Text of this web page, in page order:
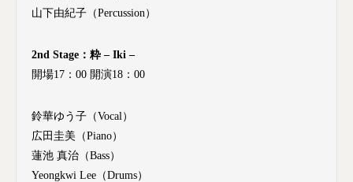
山下由紀子（Percussion）
2nd Stage：粋 – Iki –
開場17：00 開演18：00
鈴華ゆう子（Vocal）
広田圭美（Piano）
蓮池 真治（Bass）
Yeongkwi Lee（Drums）